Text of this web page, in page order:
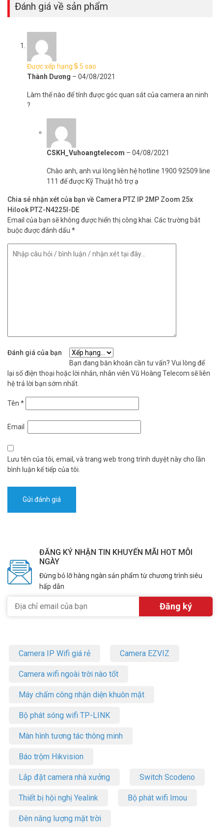
Đánh giá về sản phẩm
Được xếp hạng 5 5 sao
Thành Dương – 04/08/2021
Làm thế nào để tính được góc quan sát của camera an ninh
?
CSKH_Vuhoangtelecom – 04/08/2021
Chào anh, anh vui lòng liên hệ hotline 1900 92509 line
111 để được Kỹ Thuật hỗ trợ ạ
Chia sẻ nhận xét của bạn về Camera PTZ IP 2MP Zoom 25x
Hilook PTZ-N4225I-DE
Email của bạn sẽ không được hiển thị công khai. Các trường bắt
buộc được đánh dấu *
Đánh giá của bạn
Bạn đang băn khoăn cần tư vấn? Vui lòng để
lại số điện thoại hoặc lời nhắn, nhân viên Vũ Hoàng Telecom sẽ liên
hệ trả lời bạn sớm nhất.
Tên *
Email
Lưu tên của tôi, email, và trang web trong trình duyệt này cho lần
bình luận kế tiếp của tôi.
ĐĂNG KÝ NHẬN TIN KHUYẾN MÃI HOT MỖI
NGÀY
Đừng bỏ lỡ hàng ngàn sản phẩm từ chương trình siêu
hấp dẫn
Camera IP Wifi giá rẻ Camera EZVIZ
Camera wifi ngoài trời nào tốt
Máy chấm công nhận diện khuôn mặt
Bộ phát sóng wifi TP-LINK
Màn hình tương tác thông minh
Báo trộm Hikvision
Lắp đặt camera nhà xưởng Switch Scodeno
Thiết bị hội nghị Yealink Bộ phát wifi Imou
Đèn năng lượng mặt trời